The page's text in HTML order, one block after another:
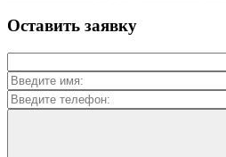
Оставить заявку